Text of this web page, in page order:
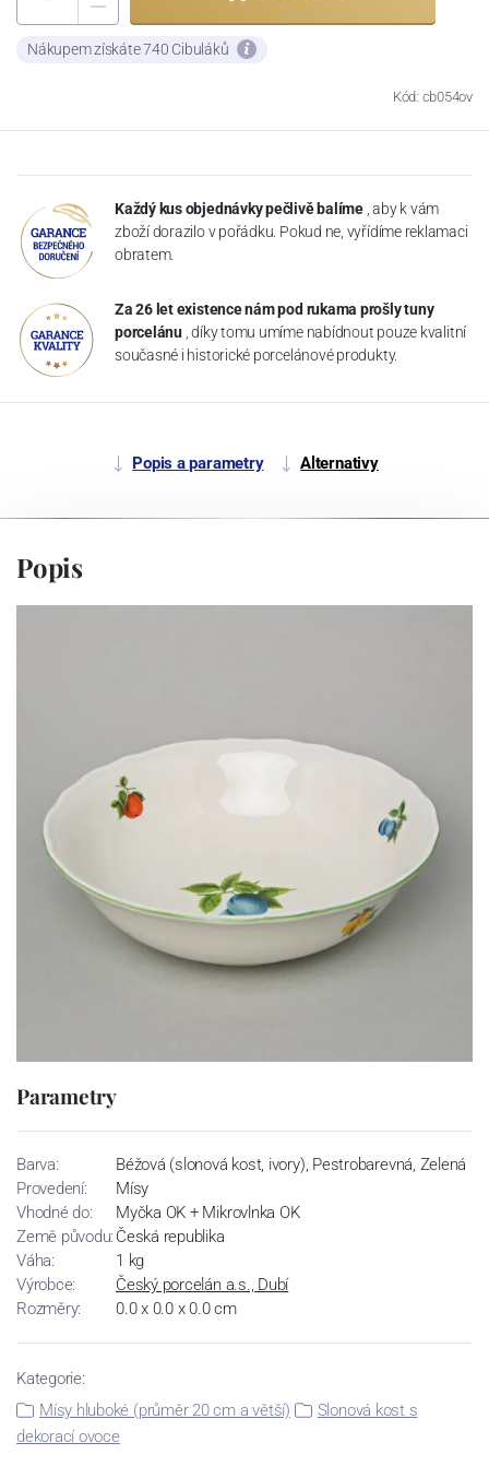
Nákupem získáte 740 Cibuláků
Kód: cb054ov
Každý kus objednávky pečlivě balíme , aby k vám
zboží dorazilo v pořádku. Pokud ne, vyřídíme reklamaci
obratem.
Za 26 let existence nám pod rukama prošly tuny
porcelánu , díky tomu umíme nabídnout pouze kvalitní
současné i historické porcelánové produkty.
Popis a parametry Alternativy
Popis
Parametry
Barva:
Béžová (slonová kost, ivory), Pestrobarevná, Zelená
Provedení:
Mísy
Vhodné do:
Myčka OK + Mikrovlnka OK
Země původu: Česká republika
Váha:
1 kg
Výrobce:
Český porcelán a.s., Dubí
Rozměry:
0.0 x 0.0 x 0.0 cm
Kategorie:
Mísy hluboké (průměr 20 cm a větší)
Slonová kost s
dekorací ovoce